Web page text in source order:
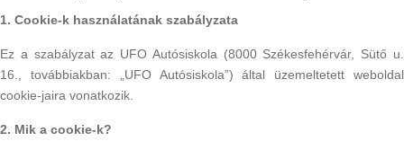
1. Cookie-k használatának szabályzata
Ez a szabályzat az UFO Autósiskola (8000 Székesfehérvár, Sütő u.
16., továbbiakban: „UFO Autósiskola”) által üzemeltetett weboldal
cookie-jaira vonatkozik.
2. Mik a cookie-k?